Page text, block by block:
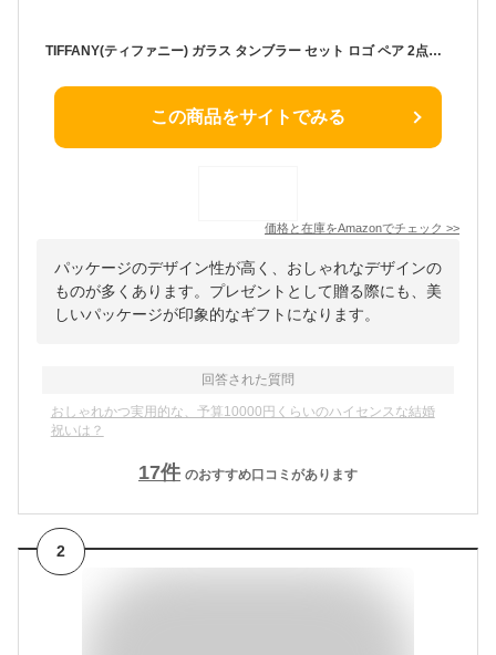
TIFFANY(ティファニー) ガラス タンブラー セット ロゴ ペア 2点セット 200ml
この商品をサイトでみる
価格と在庫をAmazonでチェック >>
パッケージのデザイン性が高く、おしゃれなデザインの
ものが多くあります。プレゼントとして贈る際にも、美
しいパッケージが印象的なギフトになります。
回答された質問
おしゃれかつ実用的な、予算10000円くらいのハイセンスな結婚
祝いは？
17件 のおすすめ口コミがあります
2